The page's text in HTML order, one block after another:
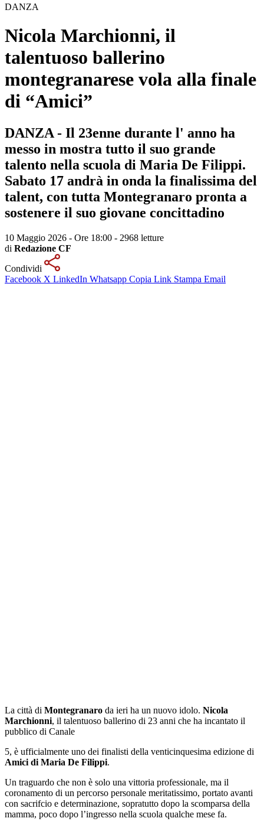
DANZA
Nicola Marchionni, il
talentuoso ballerino
montegranarese vola alla finale
di “Amici”
DANZA - Il 23enne durante l' anno ha
messo in mostra tutto il suo grande
talento nella scuola di Maria De Filippi.
Sabato 17 andrà in onda la finalissima del
talent, con tutta Montegranaro pronta a
sostenere il suo giovane concittadino
10 Maggio 2026 - Ore 18:00 - 2968 letture
di Redazione CF
Condividi
Facebook X LinkedIn Whatsapp Copia Link Stampa Email
La città di Montegranaro da ieri ha un nuovo idolo. Nicola
Marchionni, il talentuoso ballerino di 23 anni che ha incantato il
pubblico di Canale
5, è ufficialmente uno dei finalisti della venticinquesima edizione di
Amici di Maria De Filippi.
Un traguardo che non è solo una vittoria professionale, ma il
coronamento di un percorso personale meritatissimo, portato avanti
con sacrifcio e determinazione, sopratutto dopo la scomparsa della
mamma, poco dopo l’ingresso nella scuola qualche mese fa.